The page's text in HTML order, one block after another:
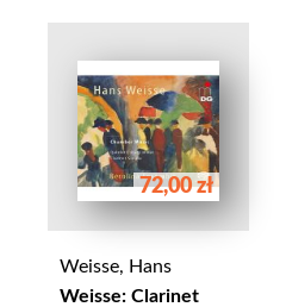
72,00 zł
Weisse, Hans
Weisse: Clarinet